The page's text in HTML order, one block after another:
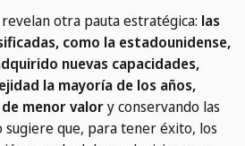
otra pauta estratégica: las
como la estadounidense,
nuevas capacidades,
la mayoría de los años,
menor valory conservando las
sugiere que, para tener éxito, los